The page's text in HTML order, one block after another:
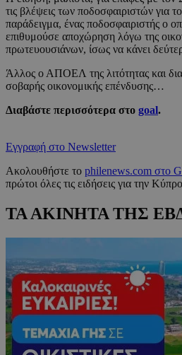
τις βλέψεις των ποδοσφαιριστών για
παράδειγμα, ένας ποδοσφαιριστής ο
επιθυμούσε αποχώρηση λόγω της
πρωτευουσιάνων, ίσως να κάνει
Άλλος ο ΑΠΟΕΛ της λιτότητας και
σοβαρής οικονομικής επένδυσης…
Διαβάστε περισσότερα στο goal.
Εγγραφή στο Newsletter
Ακολουθήστε το philenews.com στο
πρώτοι όλες τις ειδήσεις για την
ΤΑ ΑΚΙΝΗΤΑ ΤΗΣ